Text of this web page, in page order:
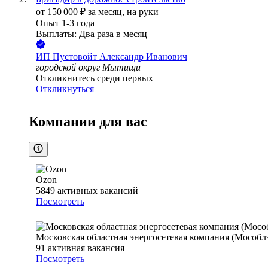
от 150 000 ₽ за месяц, на руки
Опыт 1-3 года
Выплаты: Два раза в месяц
ИП Пустовойт Александр Иванович
городской округ Мытищи
Откликнитесь среди первых
Откликнуться
Компании для вас
Ozon
5849 активных вакансий
Посмотреть
Московская областная энергосетевая компания
91 активная вакансия
Посмотреть